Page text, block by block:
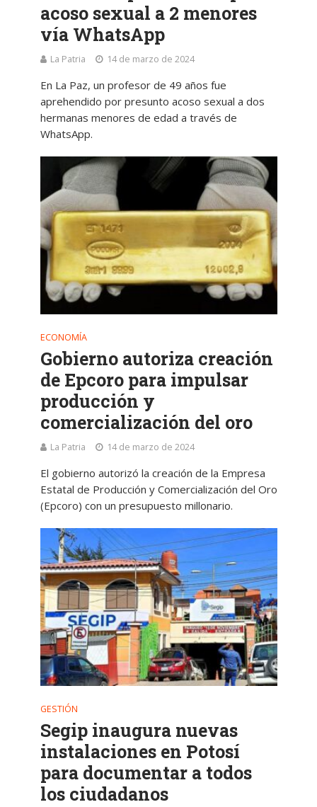
acoso sexual a 2 menores
vía WhatsApp
La Patria 14 de marzo de 2024
En La Paz, un profesor de 49 años fue
aprehendido por presunto acoso sexual a dos
hermanas menores de edad a través de
WhatsApp.
ECONOMÍA
Gobierno autoriza creación
de Epcoro para impulsar
producción y
comercialización del oro
La Patria 14 de marzo de 2024
El gobierno autorizó la creación de la Empresa
Estatal de Producción y Comercialización del Oro
(Epcoro) con un presupuesto millonario.
GESTIÓN
Segip inaugura nuevas
instalaciones en Potosí
para documentar a todos
los ciudadanos